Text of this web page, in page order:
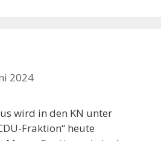
2024
wird in den KN unter
Fraktion“ heute